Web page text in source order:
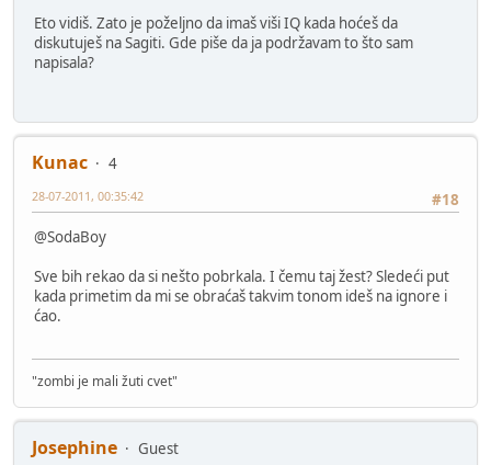
Eto vidiš. Zato je poželjno da imaš viši IQ kada hoćeš da
diskutuješ na Sagiti. Gde piše da ja podržavam to što sam
napisala?
Kunac
4
#18
28-07-2011, 00:35:42
@SodaBoy
Sve bih rekao da si nešto pobrkala. I čemu taj žest? Sledeći put
kada primetim da mi se obraćaš takvim tonom ideš na ignore i
ćao.
"zombi je mali žuti cvet"
Josephine
Guest